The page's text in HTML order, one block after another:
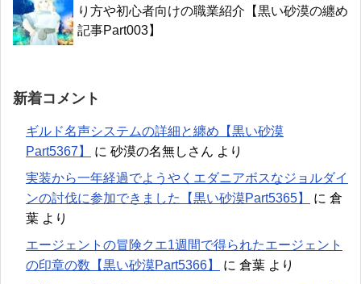
り方や初心者向けの職業紹介【黒い砂漠の纏め
記事Part003】
新着コメント
ギルド名声システムの詳細と纏め【黒い砂漠
Part5367】
に 砂漠の名無しさん より
実装から一年経過でようやくエダニアボスなジョルダイ
ンの討伐に参加できました【黒い砂漠Part5365】
に 倉
葉 より
エージェントの冒険クエ1週間で得られたエージェント
の印章の数【黒い砂漠Part5366】
に 倉葉 より